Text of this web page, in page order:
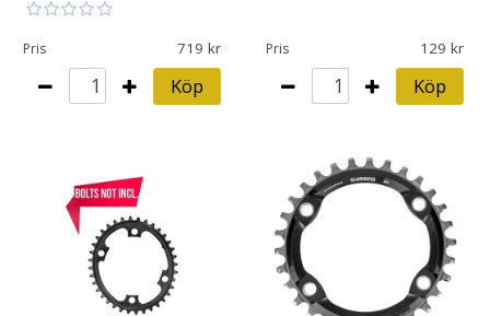
Pris 719
Köp
Pris 129
Köp